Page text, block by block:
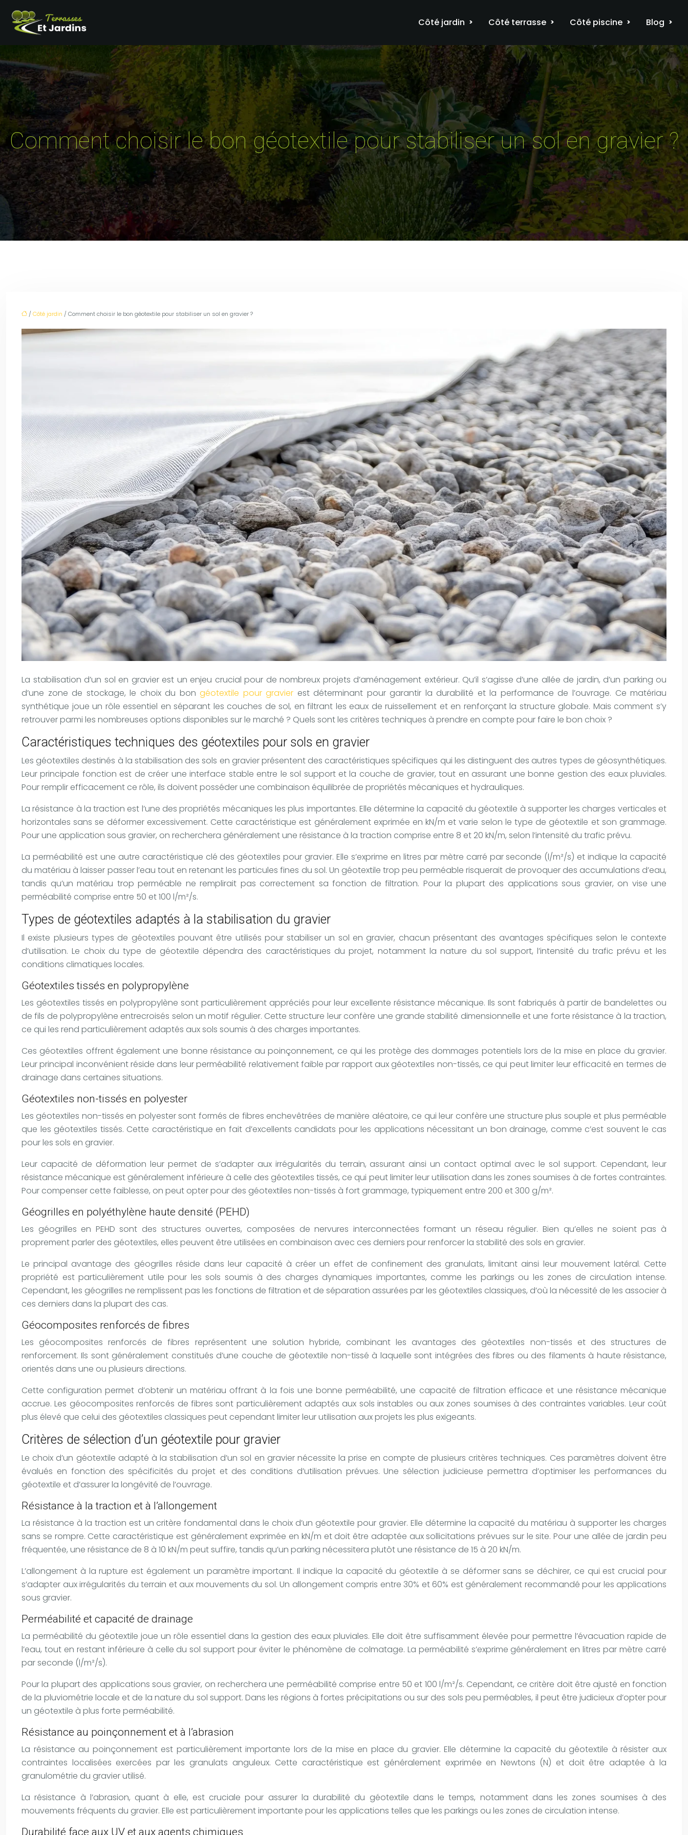
Côté jardin Côté terrasse Côté piscine Blog
Comment choisir le bon géotextile pour stabiliser un sol en gravier ?
/Côté jardin / Comment choisir le bon géotextile pour stabiliser un sol en gravier ?
La stabilisation d’un sol en gravier est un enjeu crucial pour de nombreux projets d’aménagement extérieur. Qu’il s’agisse d’une allée de jardin, d’un parking ou
d’une zone de stockage, le choix du bongéotextile pour gravier est déterminant pour garantir la durabilité et la performance de l’ouvrage. Ce matériau
synthétique joue un rôle essentiel en séparant les couches de sol, en filtrant les eaux de ruissellement et en renforçant la structure globale. Mais comment s’y
retrouver parmi les nombreuses options disponibles sur le marché ? Quels sont les critères techniques à prendre en compte pour faire le bon choix ?
Caractéristiques techniques des géotextiles pour sols en gravier
Les géotextiles destinés à la stabilisation des sols en gravier présentent des caractéristiques spécifiques qui les distinguent des autres types de géosynthétiques.
Leur principale fonction est de créer une interface stable entre le sol support et la couche de gravier, tout en assurant une bonne gestion des eaux pluviales.
Pour remplir efficacement ce rôle, ils doivent posséder une combinaison équilibrée de propriétés mécaniques et hydrauliques.
La résistance à la traction est l’une des propriétés mécaniques les plus importantes. Elle détermine la capacité du géotextile à supporter les charges verticales et
horizontales sans se déformer excessivement. Cette caractéristique est généralement exprimée en kN/m et varie selon le type de géotextile et son grammage.
Pour une application sous gravier, on recherchera généralement une résistance à la traction comprise entre 8 et 20 kN/m, selon l’intensité du trafic prévu.
La perméabilité est une autre caractéristique clé des géotextiles pour gravier. Elle s’exprime en litres par mètre carré par seconde (l/m²/s) et indique la capacité
du matériau à laisser passer l’eau tout en retenant les particules fines du sol. Un géotextile trop peu perméable risquerait de provoquer des accumulations d’eau,
tandis qu’un matériau trop perméable ne remplirait pas correctement sa fonction de filtration. Pour la plupart des applications sous gravier, on vise une
perméabilité comprise entre 50 et 100 l/m²/s.
Types de géotextiles adaptés à la stabilisation du gravier
Il existe plusieurs types de géotextiles pouvant être utilisés pour stabiliser un sol en gravier, chacun présentant des avantages spécifiques selon le contexte
d’utilisation. Le choix du type de géotextile dépendra des caractéristiques du projet, notamment la nature du sol support, l’intensité du trafic prévu et les
conditions climatiques locales.
Géotextiles tissés en polypropylène
Les géotextiles tissés en polypropylène sont particulièrement appréciés pour leur excellente résistance mécanique. Ils sont fabriqués à partir de bandelettes ou
de fils de polypropylène entrecroisés selon un motif régulier. Cette structure leur confère une grande stabilité dimensionnelle et une forte résistance à la traction,
ce qui les rend particulièrement adaptés aux sols soumis à des charges importantes.
Ces géotextiles offrent également une bonne résistance au poinçonnement, ce qui les protège des dommages potentiels lors de la mise en place du gravier.
Leur principal inconvénient réside dans leur perméabilité relativement faible par rapport aux géotextiles non-tissés, ce qui peut limiter leur efficacité en termes de
drainage dans certaines situations.
Géotextiles non-tissés en polyester
Les géotextiles non-tissés en polyester sont formés de fibres enchevêtrées de manière aléatoire, ce qui leur confère une structure plus souple et plus perméable
que les géotextiles tissés. Cette caractéristique en fait d’excellents candidats pour les applications nécessitant un bon drainage, comme c’est souvent le cas
pour les sols en gravier.
Leur capacité de déformation leur permet de s’adapter aux irrégularités du terrain, assurant ainsi un contact optimal avec le sol support. Cependant, leur
résistance mécanique est généralement inférieure à celle des géotextiles tissés, ce qui peut limiter leur utilisation dans les zones soumises à de fortes contraintes.
Pour compenser cette faiblesse, on peut opter pour des géotextiles non-tissés à fort grammage, typiquement entre 200 et 300 g/m².
Géogrilles en polyéthylène haute densité (PEHD)
Les géogrilles en PEHD sont des structures ouvertes, composées de nervures interconnectées formant un réseau régulier. Bien qu’elles ne soient pas à
proprement parler des géotextiles, elles peuvent être utilisées en combinaison avec ces derniers pour renforcer la stabilité des sols en gravier.
Le principal avantage des géogrilles réside dans leur capacité à créer un effet de confinement des granulats, limitant ainsi leur mouvement latéral. Cette
propriété est particulièrement utile pour les sols soumis à des charges dynamiques importantes, comme les parkings ou les zones de circulation intense.
Cependant, les géogrilles ne remplissent pas les fonctions de filtration et de séparation assurées par les géotextiles classiques, d’où la nécessité de les associer à
ces derniers dans la plupart des cas.
Géocomposites renforcés de fibres
Les géocomposites renforcés de fibres représentent une solution hybride, combinant les avantages des géotextiles non-tissés et des structures de
renforcement. Ils sont généralement constitués d’une couche de géotextile non-tissé à laquelle sont intégrées des fibres ou des filaments à haute résistance,
orientés dans une ou plusieurs directions.
Cette configuration permet d’obtenir un matériau offrant à la fois une bonne perméabilité, une capacité de filtration efficace et une résistance mécanique
accrue. Les géocomposites renforcés de fibres sont particulièrement adaptés aux sols instables ou aux zones soumises à des contraintes variables. Leur coût
plus élevé que celui des géotextiles classiques peut cependant limiter leur utilisation aux projets les plus exigeants.
Critères de sélection d’un géotextile pour gravier
Le choix d’un géotextile adapté à la stabilisation d’un sol en gravier nécessite la prise en compte de plusieurs critères techniques. Ces paramètres doivent être
évalués en fonction des spécificités du projet et des conditions d’utilisation prévues. Une sélection judicieuse permettra d’optimiser les performances du
géotextile et d’assurer la longévité de l’ouvrage.
Résistance à la traction et à l’allongement
La résistance à la traction est un critère fondamental dans le choix d’un géotextile pour gravier. Elle détermine la capacité du matériau à supporter les charges
sans se rompre. Cette caractéristique est généralement exprimée en kN/m et doit être adaptée aux sollicitations prévues sur le site. Pour une allée de jardin peu
fréquentée, une résistance de 8 à 10 kN/m peut suffire, tandis qu’un parking nécessitera plutôt une résistance de 15 à 20 kN/m.
L’allongement à la rupture est également un paramètre important. Il indique la capacité du géotextile à se déformer sans se déchirer, ce qui est crucial pour
s’adapter aux irrégularités du terrain et aux mouvements du sol. Un allongement compris entre 30% et 60% est généralement recommandé pour les applications
sous gravier.
Perméabilité et capacité de drainage
La perméabilité du géotextile joue un rôle essentiel dans la gestion des eaux pluviales. Elle doit être suffisamment élevée pour permettre l’évacuation rapide de
l’eau, tout en restant inférieure à celle du sol support pour éviter le phénomène de colmatage. La perméabilité s’exprime généralement en litres par mètre carré
par seconde (l/m²/s).
Pour la plupart des applications sous gravier, on recherchera une perméabilité comprise entre 50 et 100 l/m²/s. Cependant, ce critère doit être ajusté en fonction
de la pluviométrie locale et de la nature du sol support. Dans les régions à fortes précipitations ou sur des sols peu perméables, il peut être judicieux d’opter pour
un géotextile à plus forte perméabilité.
Résistance au poinçonnement et à l’abrasion
La résistance au poinçonnement est particulièrement importante lors de la mise en place du gravier. Elle détermine la capacité du géotextile à résister aux
contraintes localisées exercées par les granulats anguleux. Cette caractéristique est généralement exprimée en Newtons (N) et doit être adaptée à la
granulométrie du gravier utilisé.
La résistance à l’abrasion, quant à elle, est cruciale pour assurer la durabilité du géotextile dans le temps, notamment dans les zones soumises à des
mouvements fréquents du gravier. Elle est particulièrement importante pour les applications telles que les parkings ou les zones de circulation intense.
Durabilité face aux UV et aux agents chimiques